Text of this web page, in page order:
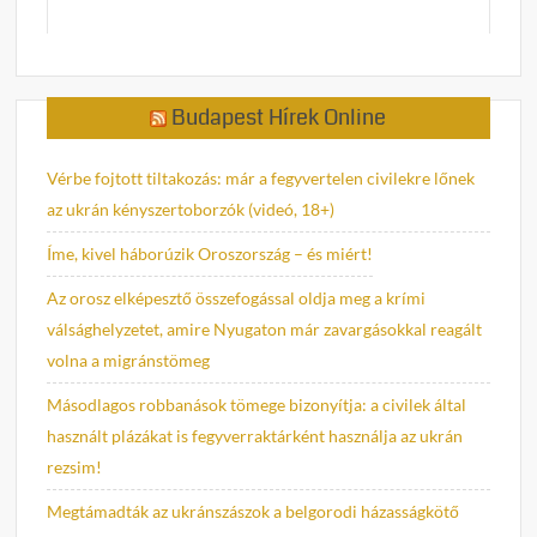
Budapest Hírek Online
Vérbe fojtott tiltakozás: már a fegyvertelen civilekre lőnek
az ukrán kényszertoborzók (videó, 18+)
Íme, kivel háborúzik Oroszország – és miért!
Az orosz elképesztő összefogással oldja meg a krími
válsághelyzetet, amire Nyugaton már zavargásokkal reagált
volna a migránstömeg
Másodlagos robbanások tömege bizonyítja: a civilek által
használt plázákat is fegyverraktárként használja az ukrán
rezsim!
Megtámadták az ukránszászok a belgorodi házasságkötő